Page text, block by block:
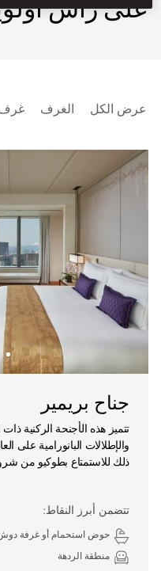
على رأس
عرض الكل الغرف غرف
جناح بريمير
تتميز هذه الأجنحة الركنية ذات
والإطلالات البانورامية على
ذلك للاستمتاع بطوكيو من
تتضمن أبرز النقاط:
حوض استحمام أو غرفة
منطقة الردهة